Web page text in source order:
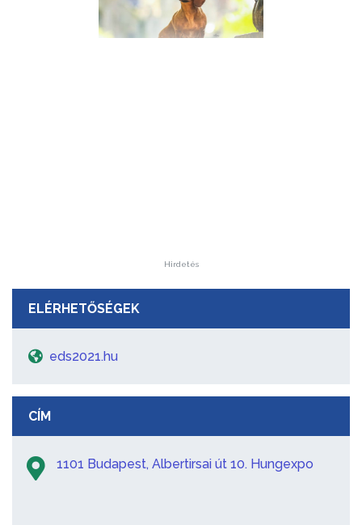
Hirdetés
ELÉRHETŐSÉGEK
eds2021.hu
CÍM
1101 Budapest, Albertirsai út 10. Hungexpo